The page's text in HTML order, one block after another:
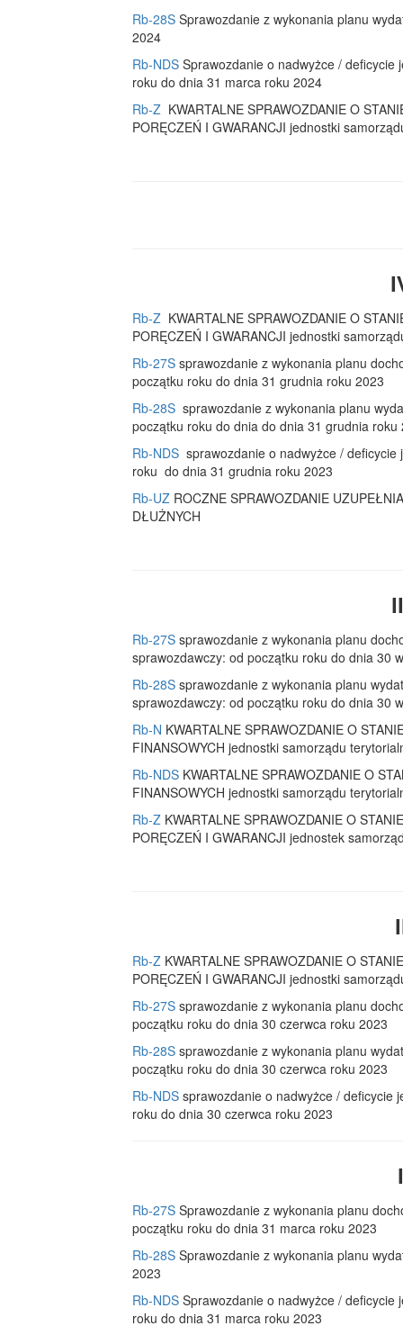
Rb-28S Sprawozdanie z wykonania planu
2024
Rb-NDS Sprawozdanie o nadwyżce /
roku do dnia 31 marca roku 2024
Rb-Z KWARTALNE SPRAWOZDANIE O
PORĘCZEŃ I GWARANCJI jednostki
Rb-Z KWARTALNE SPRAWOZDANIE O
PORĘCZEŃ I GWARANCJI jednostki
Rb-27S sprawozdanie z wykonania planu
początku roku do dnia 31 grudnia roku 2023
Rb-28S sprawozdanie z wykonania planu
początku roku do dnia do dnia 31 grudnia roku
Rb-NDS sprawozdanie o nadwyżce /
roku do dnia 31 grudnia roku 2023
Rb-UZ ROCZNE SPRAWOZDANIE
DŁUŻNYCH
Rb-27S sprawozdanie z wykonania planu
sprawozdawczy: od początku roku do dnia 30
Rb-28S sprawozdanie z wykonania planu
sprawozdawczy: od początku roku do dnia 30
Rb-N KWARTALNE SPRAWOZDANIE O
FINANSOWYCH jednostki samorządu
Rb-NDS KWARTALNE SPRAWOZDANIE O
FINANSOWYCH jednostki samorządu
Rb-Z KWARTALNE SPRAWOZDANIE O
PORĘCZEŃ I GWARANCJI jednostek
Rb-Z KWARTALNE SPRAWOZDANIE O
PORĘCZEŃ I GWARANCJI jednostki
Rb-27S sprawozdanie z wykonania planu
początku roku do dnia 30 czerwca roku 2023
Rb-28S sprawozdanie z wykonania planu
początku roku do dnia 30 czerwca roku 2023
Rb-NDS sprawozdanie o nadwyżce / deficycie
roku do dnia 30 czerwca roku 2023
Rb-27S Sprawozdanie z wykonania planu
początku roku do dnia 31 marca roku 2023
Rb-28S Sprawozdanie z wykonania planu
2023
Rb-NDS Sprawozdanie o nadwyżce /
roku do dnia 31 marca roku 2023